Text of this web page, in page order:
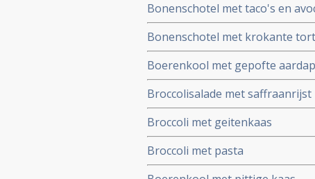
Bonenschotel met taco's en
Bonenschotel met krokante
Boerenkool met gepofte
Broccolisalade met saffraanrijst
Broccoli met geitenkaas
Broccoli met pasta